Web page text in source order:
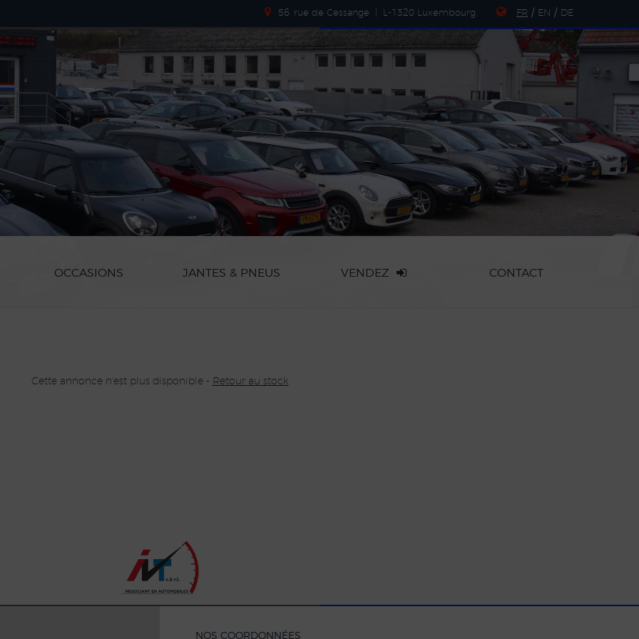
56, rue de Cessange L-1320 Luxembourg FR / EN / DE
OCCASIONS JANTES & PNEUS VENDEZ CONTACT
Cette annonce n'est plus disponible - Retour au stock
NOS COORDONNÉES